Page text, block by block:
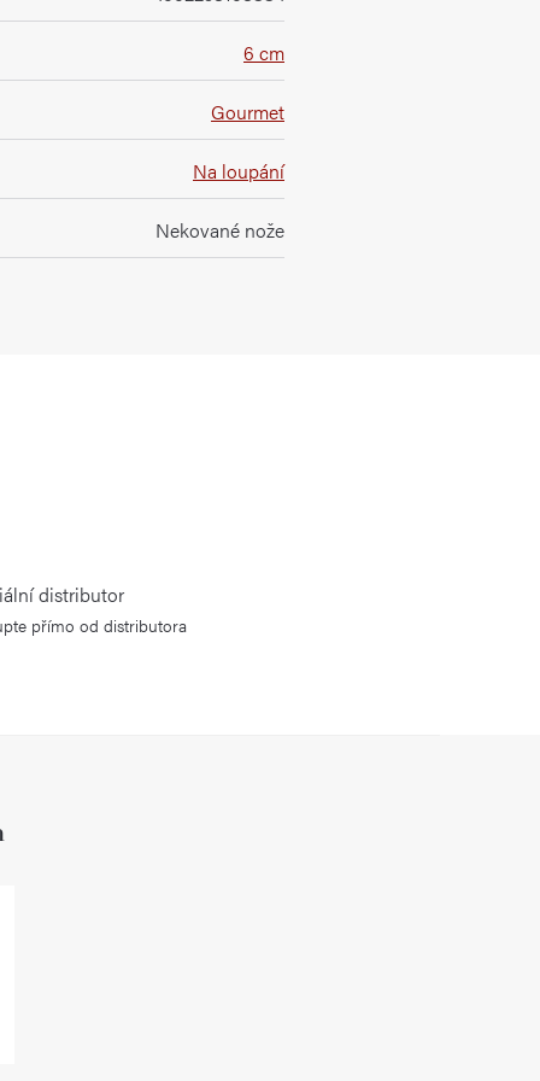
6 cm
Gourmet
Na loupání
Nekované nože
distributor
přímo od distributora